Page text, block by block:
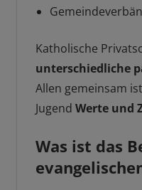
Katholische
unterschiedliche
Allen gemeinsam
Jugend Werte und
Was ist das